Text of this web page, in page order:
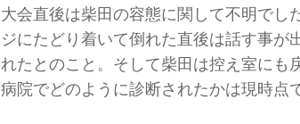
大会直後は柴田の容態に関して不明でし
ジにたどり着いて倒れた直後は話す事が
れたとのこと。そして柴田は控え室にも
病院でどのように診断されたかは現時点